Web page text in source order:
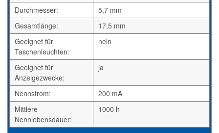
Durchmesser:
5,7 mm
Gesamtlänge:
17,5 mm
Geeignet für
Taschenleuchten:
nein
Geeignet für
Anzeigezwecke:
ja
Nennstrom:
200 mA
Mittlere
Nennlebensdauer:
1000 h